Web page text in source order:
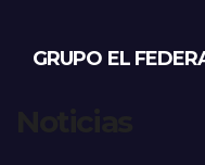
GRUPO EL